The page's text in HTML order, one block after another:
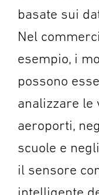
basate sui
Nel
esempio, i
possono
analizzare le
aeroporti,
scuole e
il sensore
intelligente